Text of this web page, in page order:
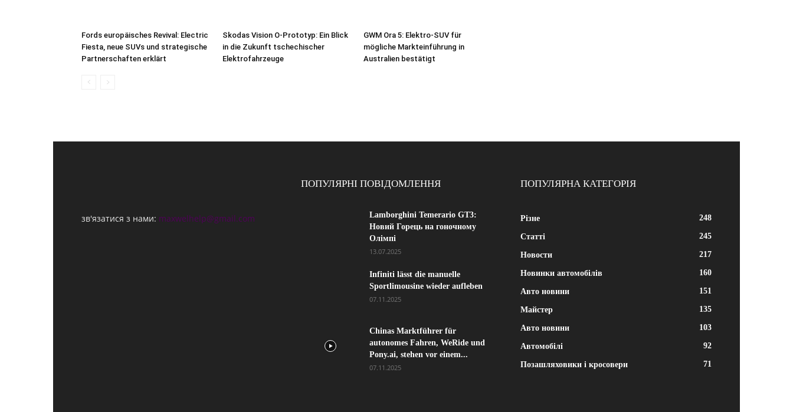
Fords europäisches Revival: Electric
Fiesta, neue SUVs und strategische
Partnerschaften erklärt
Skodas Vision O-Prototyp: Ein Blick
in die Zukunft tschechischer
Elektrofahrzeuge
GWM Ora 5: Elektro-SUV für
mögliche Markteinführung in
Australien bestätigt
зв'язатися з нами: maxwelhelp@gmail.com
ПОПУЛЯРНІ ПОВІДОМЛЕННЯ
Lamborghini Temerario GT3:
Новий Горець на гоночному
Олімпі
13.07.2025
Infiniti lässt die manuelle
Sportlimousine wieder aufleben
07.11.2025
Chinas Marktführer für
autonomes Fahren, WeRide und
Pony.ai, stehen vor einem...
07.11.2025
ПОПУЛЯРНА КАТЕГОРІЯ
Різне 248
Статті 245
Новости 217
Новинки автомобілів 160
Авто новини 151
Майстер 135
Авто новини 103
Автомобілі 92
Позашляховики і кросовери 71